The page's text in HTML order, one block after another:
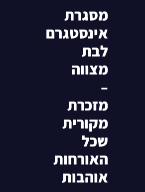
מסגרת
אינסטגרם
לבת
מצווה
–
מזכרת
מקורית
שכל
האורחות
אוהבות